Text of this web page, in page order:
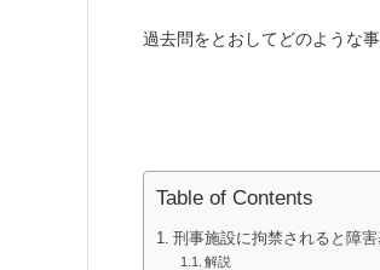
過去問をとおしてどのような
Table of Contents
刑事施設に拘禁されると障
解説